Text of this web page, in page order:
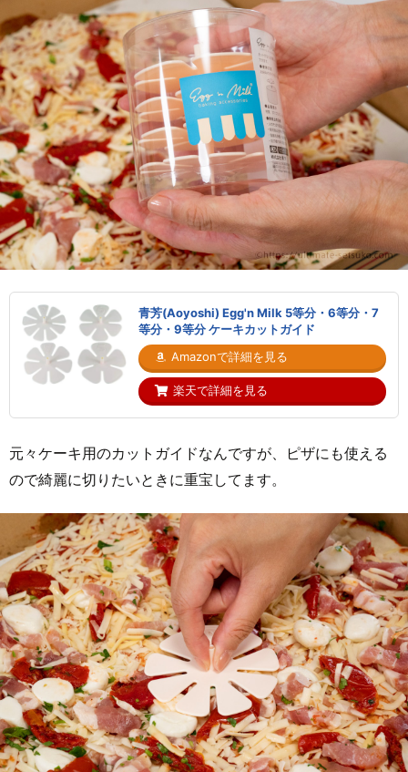
青芳(Aoyoshi) Egg'n Milk 5等分・6等分・7
等分・9等分 ケーキカットガイド
Amazonで詳細を見る
楽天で詳細を見る
元々ケーキ用のカットガイドなんですが、ピザにも使える
ので綺麗に切りたいときに重宝してます。